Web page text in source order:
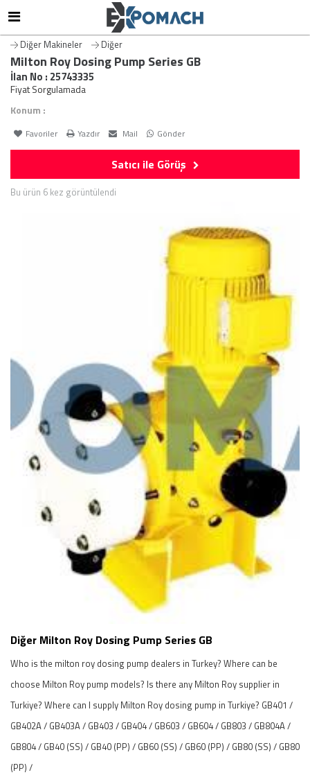
Diğer Makineler Diğer
Milton Roy Dosing Pump Series GB
İlan No : 25743335
Fiyat Sorgulamada
Konum :
Favoriler Yazdır Mail Gönder
Satıcı ile Görüş
Bu ürün 6 kez görüntülendi
Diğer Milton Roy Dosing Pump Series GB
Who is the milton roy dosing pump dealers in Turkey? Where can be
choose Milton Roy pump models? Is there any Milton Roy supplier in
Turkiye? Where can I supply Milton Roy dosing pump in Turkiye? GB401 /
GB402A / GB403A / GB403 / GB404 / GB603 / GB604 / GB803 / GB804A /
GB804 / GB40 (SS) / GB40 (PP) / GB60 (SS) / GB60 (PP) / GB80 (SS) / GB80
(PP) /